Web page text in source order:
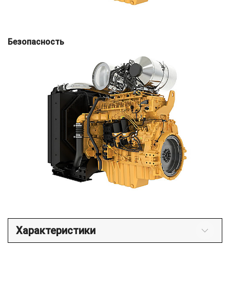
Безопасность
Характеристики